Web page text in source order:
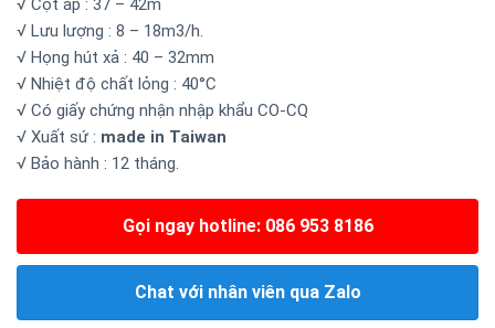
√ Cột áp : 37 – 42m
√ Lưu lượng : 8 – 18m3/h.
√ Họng hút xả : 40 – 32mm
√ Nhiệt độ chất lỏng : 40°C
√ Có giấy chứng nhận nhập khẩu CO-CQ
√ Xuất sứ : made in Taiwan
√ Bảo hành : 12 tháng.
Gọi ngay hotline: 086 953 8186
Chat với nhân viên qua Zalo